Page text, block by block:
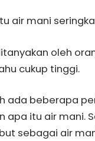
air mani
oleh
cukup tinggi.
ada beberapa
apa itu air mani.
sebagai air